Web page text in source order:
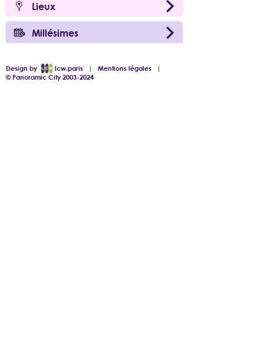
Lieux
Millésimes
Design by lcw.paris |Mentions légales |
© Panoramic City 2003-2024